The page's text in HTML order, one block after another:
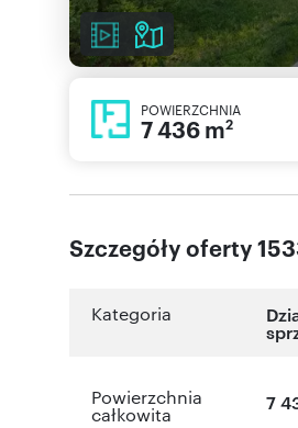
POWIERZCHNIA
7 436 m2
Szczegóły oferty
Kategoria
Powierzchnia
całkowita
7